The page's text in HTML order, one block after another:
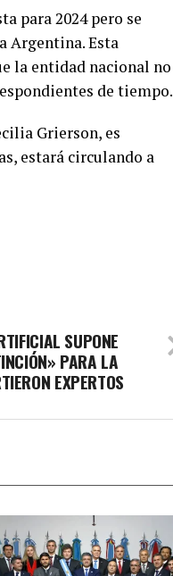
para 2024 pero se
Argentina. Esta
la entidad nacional no
de tiempo.
Grierson, es
estará circulando a
SUPONE
PARA LA
EXPERTOS